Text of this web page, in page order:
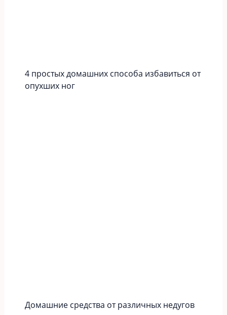
4 простых домашних способа избавиться от
опухших ног
Домашние средства от различных недугов